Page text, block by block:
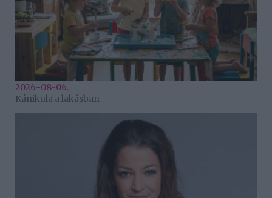
2026-08-06.
Kánikula a lakásban